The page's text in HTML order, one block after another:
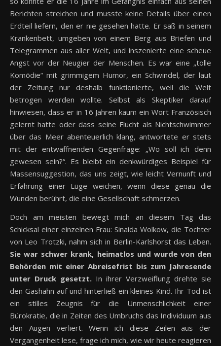
Berichten streichen und musste keine Details über einen
Erdteil liefern, den er nie gesehen hatte. Er saß in seinem
Krankenbett, umgeben von einem Berg aus Briefen und
Telegrammen aus aller Welt, und inszenierte eine scheue
Angst vor der Neugier der Menschen. Es war eine „tolle
Komödie“ mit grimmigem Humor, ein Schwindel, der laut
der Zeitung nur deshalb funktionierte, weil die Welt
betrogen werden wollte. Selbst als Skeptiker darauf
hinwiesen, dass er in 16 Jahren kaum ein Wort Französisch
gelernt hatte oder dass seine Flucht als Nichtschwimmer
über das Meer abenteuerlich klang, antwortete er stets
mit der entwaffnenden Gegenfrage: „Wo soll ich denn
gewesen sein?“. Es bleibt ein denkwürdiges Beispiel für
Massensuggestion, das uns zeigt, wie leicht Vernunft und
Erfahrung einer Lüge weichen, wenn diese genau die
Wunden berührt, die eine Gesellschaft schmerzen.
Doch am meisten bewegt mich an diesem Tag das
Schicksal einer einzelnen Frau: Sinaida Wolkow, die Tochter
von Leo Trotzki, nahm sich in Berlin-Karlshorst das Leben.
Sie war schwer krank, heimatlos und wurde von den
Behörden mit einer Abreisefrist bis zum Jahresende
unter Druck gesetzt. In ihrer Verzweiflung drehte sie
den Gashahn auf und hinterließ ein kleines Kind. Ihr Tod ist
ein stilles Zeugnis für die Unmenschlichkeit einer
Bürokratie, die in Zeiten des Umbruchs das Individuum aus
den Augen verliert. Wenn ich diese Zeilen aus der
Vergangenheit lese, frage ich mich, wie wir heute reagieren